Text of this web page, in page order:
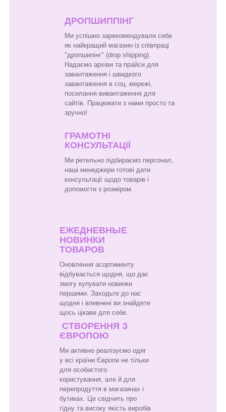
ДРОПШИППІНГ
Ми успішно зарекомендували себе
як найкращий магазин із співпраці
"дропшипінг" (drop shipping).
Надаємо архіви та прайси для
завантаження і швидкого
завантаження в соц. мережі,
посилання вивантаження для
сайтів. Працювати з нами просто та
зручно!
ГРАМОТНІ
КОНСУЛЬТАЦІЇ
Ми ретельно підбираємо персонал,
наші менеджери готові дати
консультації щодо товарів і
допомогти з розміром.
ЕЖЕДНЕВНЫЕ
НОВИНКИ
ТОВАРОВ
Оновлення асортименту
відбувається щодня, що дає
змогу купувати новинки
першими. Заходьте до нас
щодня і впевнені ви знайдете
щось цікаве для себе.
СТВОРЕННЯ З
ЄВРОПОЮ
Ми активно реалізуємо одяг
у всі країни Європи не тільки
для особистого
користування, але й для
перепродуття в магазинах і
бутиках. Це свідчить про
гідну та високу якість виробів